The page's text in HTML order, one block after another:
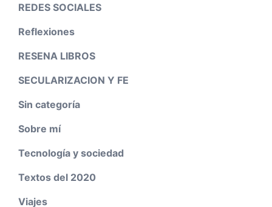
REDES SOCIALES
Reflexiones
RESENA LIBROS
SECULARIZACION Y FE
Sin categoría
Sobre mí
Tecnología y sociedad
Textos del 2020
Viajes